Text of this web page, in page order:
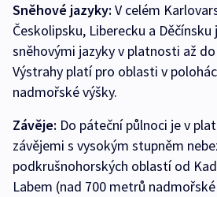
Sněhové jazyky: V celém
Českolipsku, Liberecku a
sněhovými jazyky v platnosti až
Výstrahy platí pro oblasti v
nadmořské výšky.
Závěje: Do páteční půlnoci je v
závějemi s vysokým stupněm
podkrušnohorských oblastí od
Labem (nad 700 metrů